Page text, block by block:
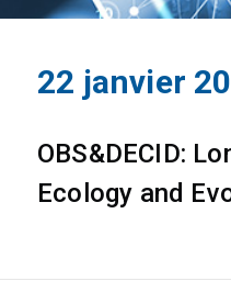
22 janvier
OBS&DECID:
Ecology and